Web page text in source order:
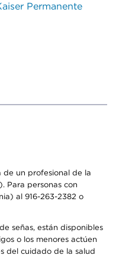
Permanente
de un profesional de la
Para personas con
al 916-263-2382 o
señas, están disponibles
o los menores actúen
del cuidado de la salud